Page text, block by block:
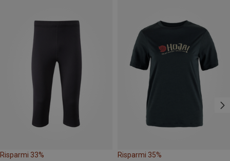
Risparmi 33% Risparmi 35%